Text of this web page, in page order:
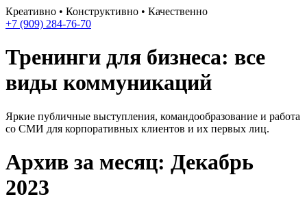
Креативно • Конструктивно • Качественно
+7 (909) 284-76-70
Тренинги для бизнеса: все
виды коммуникаций
Яркие публичные выступления, командообразование и работа
со СМИ для корпоративных клиентов и их первых лиц.
Архив за месяц: Декабрь
2023